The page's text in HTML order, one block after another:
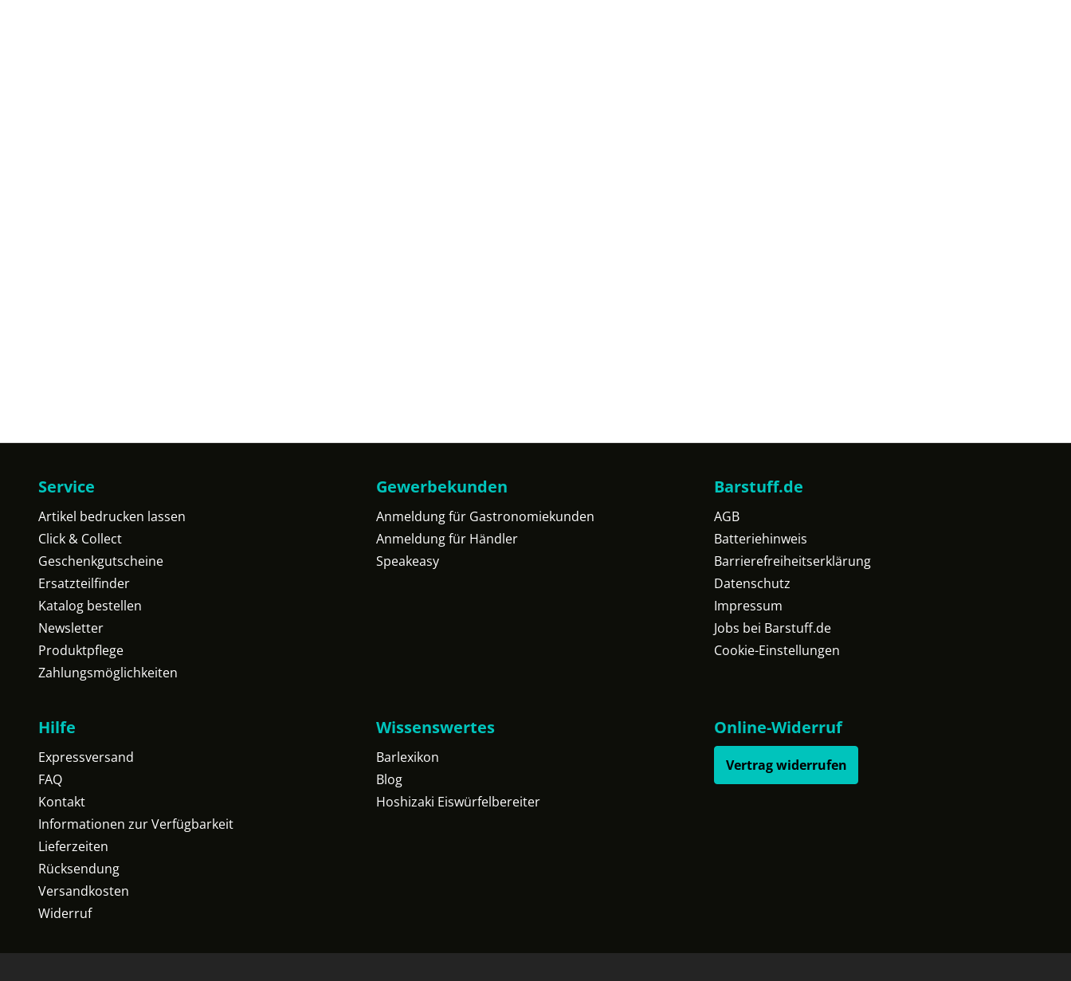
Service
Artikel bedrucken lassen
Click & Collect
Geschenkgutscheine
Ersatzteilfinder
Katalog bestellen
Newsletter
Produktpflege
Zahlungsmöglichkeiten
Gewerbekunden
Anmeldung für Gastronomiekunden
Anmeldung für Händler
Speakeasy
Barstuff.de
AGB
Batteriehinweis
Barrierefreiheitserklärung
Datenschutz
Impressum
Jobs bei Barstuff.de
Cookie-Einstellungen
Hilfe
Expressversand
FAQ
Kontakt
Informationen zur Verfügbarkeit
Lieferzeiten
Rücksendung
Versandkosten
Widerruf
Wissenswertes
Barlexikon
Blog
Hoshizaki Eiswürfelbereiter
Online-Widerruf
Vertrag widerrufen